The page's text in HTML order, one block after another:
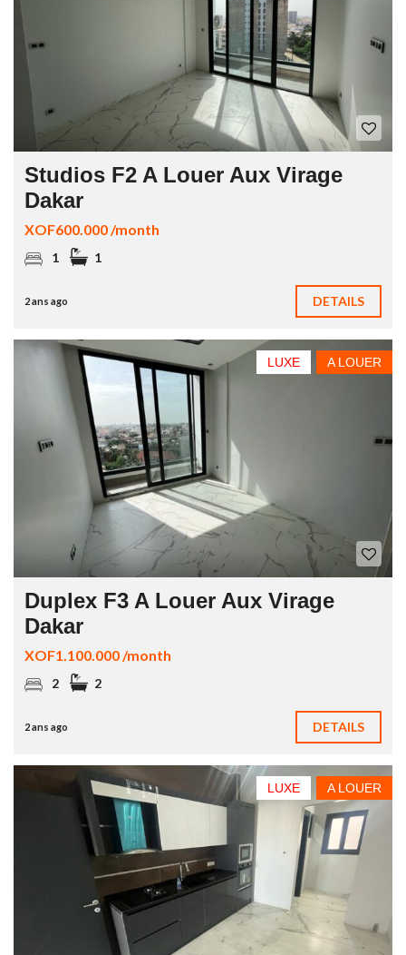
Studios F2 A Louer Aux Virage
Dakar
XOF600.000 /month
1 1
2 ans ago DETAILS
A LOUER
LUXE
Duplex F3 A Louer Aux Virage
Dakar
XOF1.100.000 /month
2 2
2 ans ago DETAILS
A LOUER
LUXE